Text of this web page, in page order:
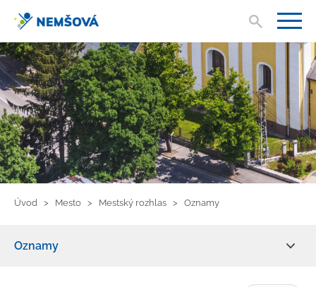
Úvod Mesto Mestský rozhlas Oznamy
Oznamy